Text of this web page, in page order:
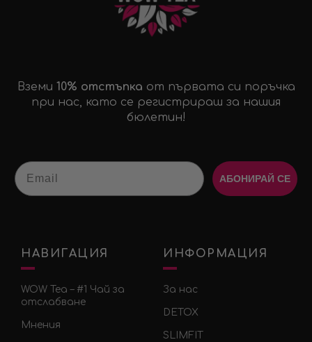
Вземи 10% отстъпка от първата си поръчка
при нас, като се регистрираш за нашия
бюлетин!
Email
АБОНИРАЙ СЕ
НАВИГАЦИЯ
WOW Tea – #1 Чай за
отслабване
Мнения
ИНФОРМАЦИЯ
За нас
DETOX
SLIMFIT